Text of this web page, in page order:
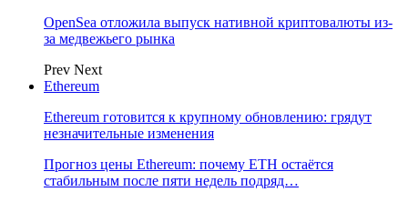
OpenSea отложила выпуск нативной криптовалюты из-
за медвежьего рынка
Prev Next
Ethereum
Ethereum готовится к крупному обновлению: грядут
незначительные изменения
Прогноз цены Ethereum: почему ETH остаётся
стабильным после пяти недель подряд…